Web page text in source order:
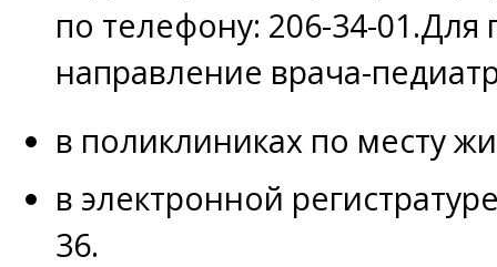
по телефону: 206-34-01.Для
направление врача-
в поликлиниках по месту
в электронной
36.